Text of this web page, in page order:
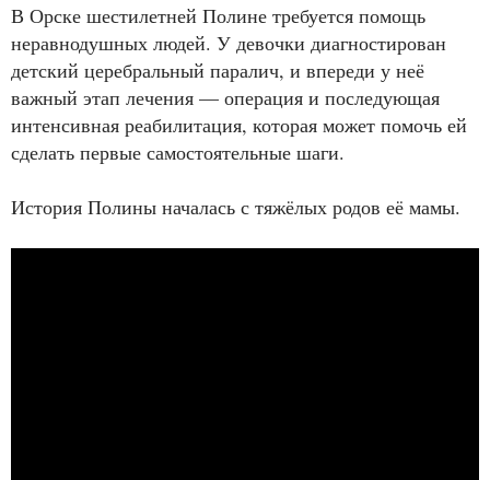
В Орске шестилетней Полине требуется помощь
неравнодушных людей. У девочки диагностирован
детский церебральный паралич, и впереди у неё
важный этап лечения — операция и последующая
интенсивная реабилитация, которая может помочь ей
сделать первые самостоятельные шаги.
История Полины началась с тяжёлых родов её мамы.